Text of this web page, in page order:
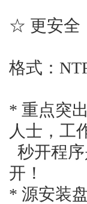
☆ 更安全
格式：
* 重点突
人士，工
秒开程
开！
* 源安装